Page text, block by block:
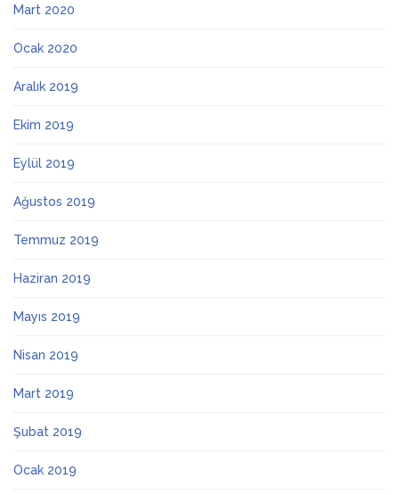
Mart 2020
Ocak 2020
Aralık 2019
Ekim 2019
Eylül 2019
Ağustos 2019
Temmuz 2019
Haziran 2019
Mayıs 2019
Nisan 2019
Mart 2019
Şubat 2019
Ocak 2019